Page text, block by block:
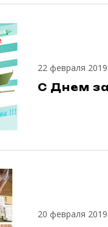
22 февраля 2019
С Днем
20 февраля 2019